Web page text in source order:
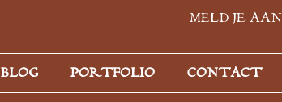
MELD JE AAN
BLOG PORTFOLIO CONTACT